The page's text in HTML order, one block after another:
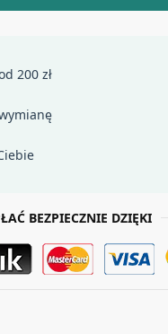
200 zł
BEZPIECZNIE DZIĘKI